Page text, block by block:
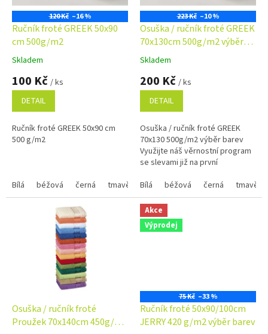
120 Kč –16 %
Ručník froté GREEK 50x90
cm 500g/m2
Průměrné
hodnocení
produktu
5,0
5
hvězdiček.
Skladem
100 Kč / ks
DETAIL
Ručník froté GREEK 50x90 cm
500 g/m2
Bílá béžová černá tmavě modrá
223 Kč –10 %
Osuška / ručník froté GREEK
70x130cm 500g/m2 výběr
barev
Průměrné
hodnocení
produktu
4,9
5
hvězdiček.
Skladem
200 Kč / ks
DETAIL
Osuška / ručník froté GREEK
70x130 500g/m2 výběr barev
Využijte náš věrnostní program
se slevami již na první
Bílá
béžová černá tmavě
Osuška / ručník froté
Proužek 70x140cm 450g/m2
Akce
Výprodej
75 Kč –33 %
Ručník froté 50x90/100cm
JERRY 420 g/m2 výběr barev